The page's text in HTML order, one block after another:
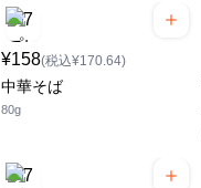
¥158(税込¥170.64)
中華そば
80g